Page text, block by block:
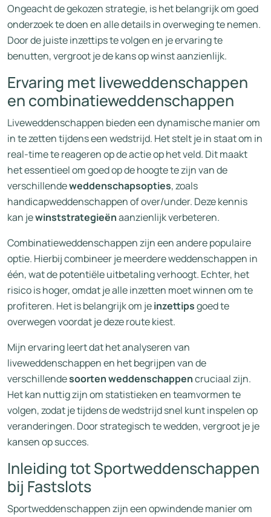
Ongeacht de gekozen strategie, is het belangrijk om goed
onderzoek te doen en alle details in overweging te nemen.
Door de juiste inzettips te volgen en je ervaring te
benutten, vergroot je de kans op winst aanzienlijk.
Ervaring met liveweddenschappen
en combinatieweddenschappen
Liveweddenschappen bieden een dynamische manier om
in te zetten tijdens een wedstrijd. Het stelt je in staat om in
real-time te reageren op de actie op het veld. Dit maakt
het essentieel om goed op de hoogte te zijn van de
verschillendeweddenschapsopties, zoals
handicapweddenschappen of over/under. Deze kennis
kan jewinststrategieënaanzienlijk verbeteren.
Combinatieweddenschappen zijn een andere populaire
optie. Hierbij combineer je meerdere weddenschappen in
één, wat de potentiële uitbetaling verhoogt. Echter, het
risico is hoger, omdat je alle inzetten moet winnen om te
profiteren. Het is belangrijk om jeinzettipsgoed te
overwegen voordat je deze route kiest.
Mijn ervaring leert dat het analyseren van
liveweddenschappen en het begrijpen van de
verschillendesoorten weddenschappencruciaal zijn.
Het kan nuttig zijn om statistieken en teamvormen te
volgen, zodat je tijdens de wedstrijd snel kunt inspelen op
veranderingen. Door strategisch te wedden, vergroot je je
kansen op succes.
Inleiding tot Sportweddenschappen
bij Fastslots
Sportweddenschappen zijn een opwindende manier om